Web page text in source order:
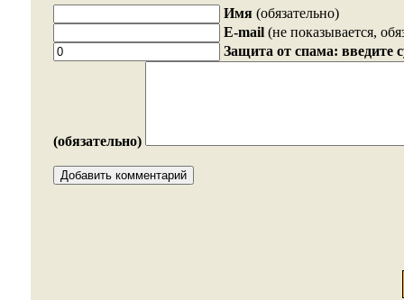
Имя (обязательно)
E-mail (не показывается,
Защита от спама: введите
(обязательно)